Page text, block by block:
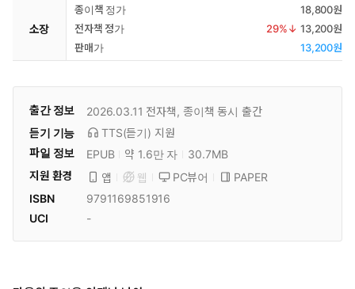
소장
종이책 정가
18,800원
전자책 정가
29%↓ 13,200원
판매가
13,200원
출간 정보 2026.03.11 전자책, 종이책 동시 출간
듣기 기능
TTS(듣기) 지원
파일 정보
EPUB 약 1.6만 자
30.7MB
지원 환경
앱 웹 PC뷰어
PAPER
ISBN
9791169851916
UCI
-